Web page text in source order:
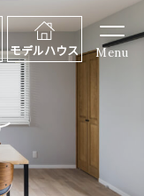
モデルハウス Menu